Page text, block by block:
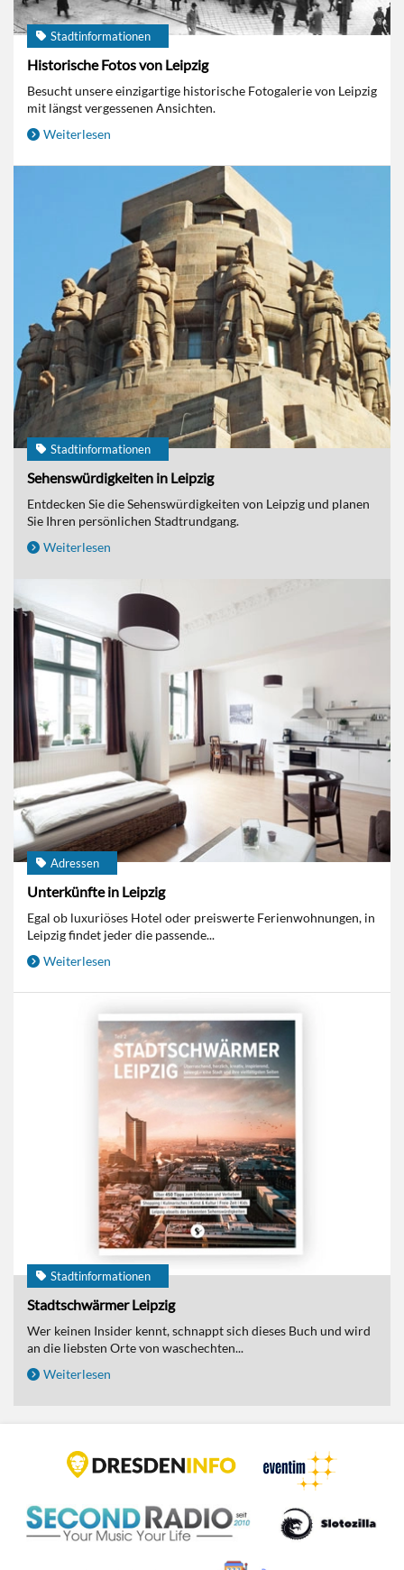
Stadtinformationen
Historische Fotos von Leipzig
Besucht unsere einzigartige historische Fotogalerie von Leipzig
mit längst vergessenen Ansichten.
Weiterlesen
Stadtinformationen
Sehenswürdigkeiten in Leipzig
Entdecken Sie die Sehenswürdigkeiten von Leipzig und planen
Sie Ihren persönlichen Stadtrundgang.
Weiterlesen
Adressen
Unterkünfte in Leipzig
Egal ob luxuriöses Hotel oder preiswerte Ferienwohnungen, in
Leipzig findet jeder die passende...
Weiterlesen
Stadtinformationen
Stadtschwärmer Leipzig
Wer keinen Insider kennt, schnappt sich dieses Buch und wird
an die liebsten Orte von waschechten...
Weiterlesen